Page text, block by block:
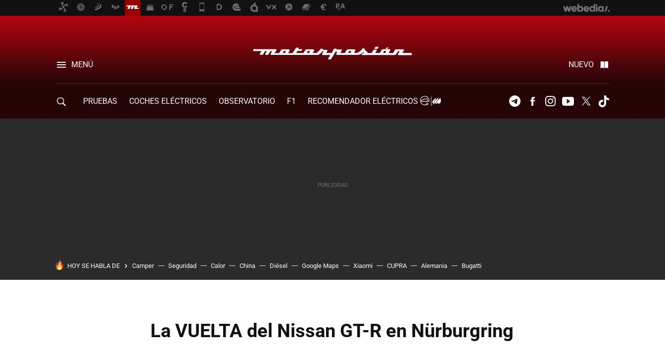
MENÚ NUEVO
PRUEBAS COCHES ELÉCTRICOS OBSERVATORIO F1
RECOMENDADOR ELÉCTRICOS
TelegramFacebookInstagramYoutubeTwitter
HOY SE HABLA DE Camper Seguridad Calor China Diésel Google Maps Xiaomi CUPRA Alemania Bugatti
La VUELTA del Nissan GT-R en Nürburgring